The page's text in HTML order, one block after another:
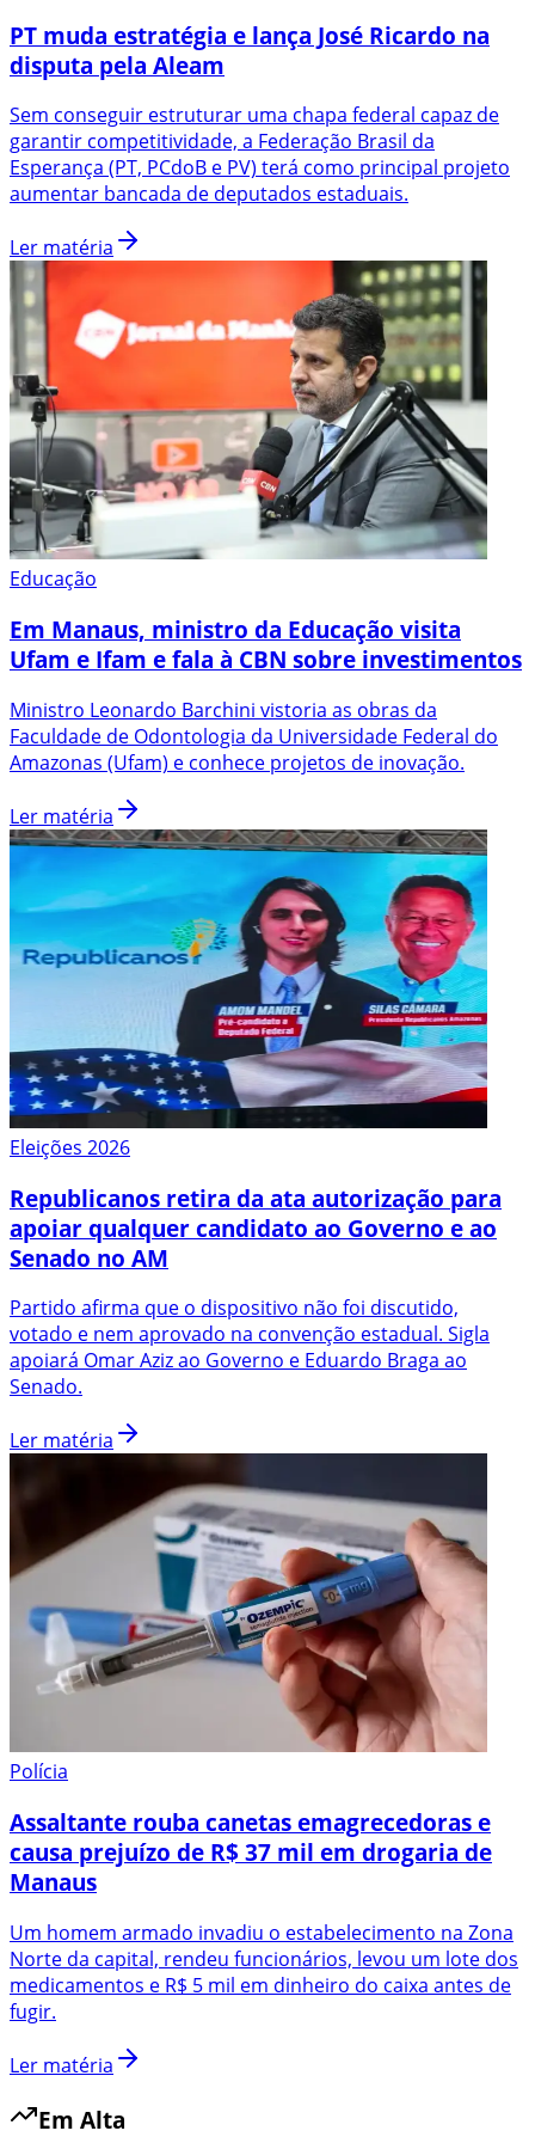
PT muda estratégia e lança José Ricardo na
disputa pela Aleam
Sem conseguir estruturar uma chapa federal capaz de
garantir competitividade, a Federação Brasil da
Esperança (PT, PCdoB e PV) terá como principal projeto
aumentar bancada de deputados estaduais.
Ler matéria
Educação
Em Manaus, ministro da Educação visita
Ufam e Ifam e fala à CBN sobre investimentos
Ministro Leonardo Barchini vistoria as obras da
Faculdade de Odontologia da Universidade Federal do
Amazonas (Ufam) e conhece projetos de inovação.
Ler matéria
Eleições 2026
Republicanos retira da ata autorização para
apoiar qualquer candidato ao Governo e ao
Senado no AM
Partido afirma que o dispositivo não foi discutido,
votado e nem aprovado na convenção estadual. Sigla
apoiará Omar Aziz ao Governo e Eduardo Braga ao
Senado.
Ler matéria
Polícia
Assaltante rouba canetas emagrecedoras e
causa prejuízo de R$ 37 mil em drogaria de
Manaus
Um homem armado invadiu o estabelecimento na Zona
Norte da capital, rendeu funcionários, levou um lote dos
medicamentos e R$ 5 mil em dinheiro do caixa antes de
fugir.
Ler matéria
Em Alta